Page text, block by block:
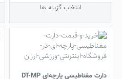
انتخاب گزینه ها
دارای
انواع
مختلفی
می
دارت مغناطیسی پارچه‌ای DT-MP